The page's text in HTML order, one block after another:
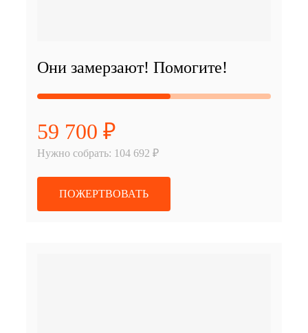
Они замерзают! Помогите!
59 700 ₽
Нужно собрать: 104 692 ₽
ПОЖЕРТВОВАТЬ